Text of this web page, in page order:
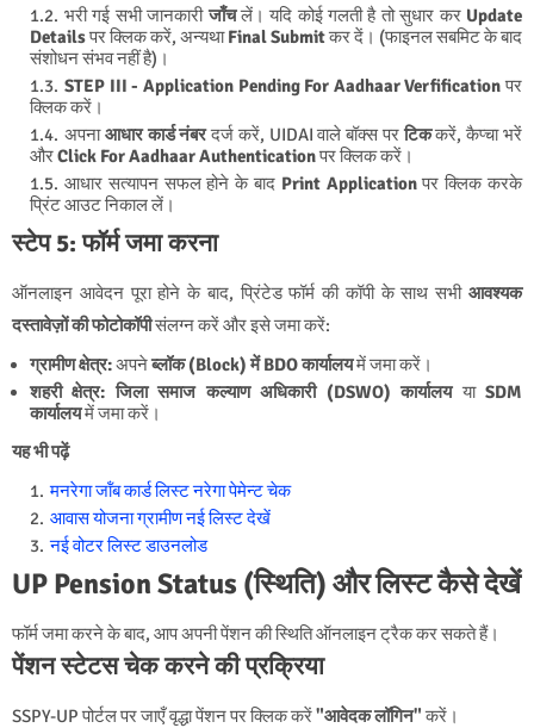
भरी गई सभी जानकारीजाँचलें। यदि कोई गलती है तो सुधार कर Update
Detailsपर क्लिक करें, अन्यथाFinal Submitकर दें। (फाइनल सबमिट के बाद
संशोधन संभव नहीं है)।
STEP III - Application Pending For Aadhaar Verfificationपर
क्लिक करें।
अपनाआधार कार्ड नंबरदर्ज करें, UIDAI वाले बॉक्स परटिककरें, कैप्चा भरें
औरClick For Aadhaar Authenticationपर क्लिक करें।
आधार सत्यापन सफल होने के बाद Print Applicationपर क्लिक करके
प्रिंट आउट निकाल लें।
स्टेप 5: फॉर्म जमा करना
ऑनलाइन आवेदन पूरा होने के बाद, प्रिंटेड फॉर्म की कॉपी के साथ सभी आवश्यक
दस्तावेज़ों की फोटोकॉपीसंलग्न करें और इसे जमा करें:
ग्रामीण क्षेत्र:अपनेब्लॉक (Block) में BDO कार्यालयमें जमा करें।
शहरी क्षेत्र: जिला समाज कल्याण अधिकारी (DSWO) कार्यालययाSDM
कार्यालयमें जमा करें।
यह भी पढ़ें
मनरेगा जॉंब कार्ड लिस्‍ट नरेगा पेमेन्‍ट चेक
आवास योजना ग्रामीण नई लिस्‍ट देखें
नई वोटर लिस्ट डाउनलोड
UP Pension Status (स्थिति) और लिस्ट कैसे देखें
फॉर्म जमा करने के बाद, आप अपनी पेंशन की स्थिति ऑनलाइन ट्रैक कर सकते हैं।
पेंशन स्टेटस चेक करने की प्रक्रिया
SSPY-UP पोर्टल पर जाएँ वृद्धा पेंशन पर क्लिक करें"आवेदक लॉगिन"करें।